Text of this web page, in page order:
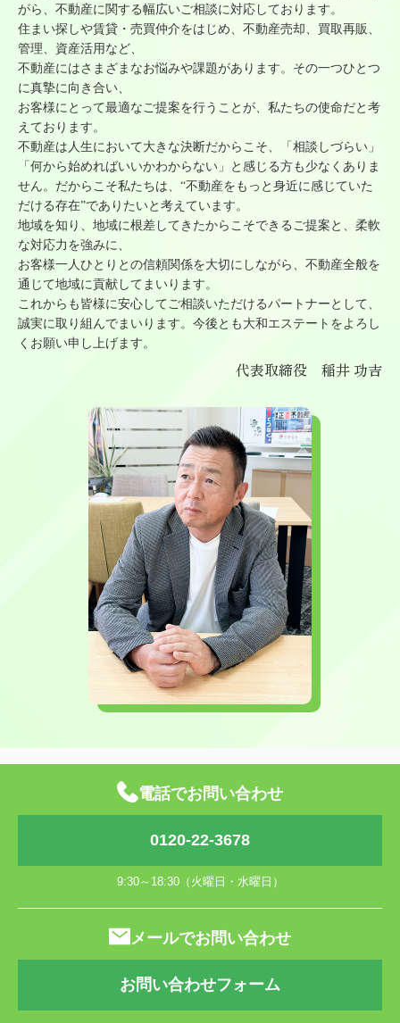
がら、不動産に関する幅広いご相談に対応しております。
住まい探しや賃貸・売買仲介をはじめ、不動産売却、買取再販、
管理、資産活用など、
不動産にはさまざまなお悩みや課題があります。その一つひとつ
に真摯に向き合い、
お客様にとって最適なご提案を行うことが、私たちの使命だと考
えております。
不動産は人生において大きな決断だからこそ、「相談しづらい」
「何から始めればいいかわからない」と感じる方も少なくありま
せん。だからこそ私たちは、“不動産をもっと身近に感じていた
だける存在”でありたいと考えています。
地域を知り、地域に根差してきたからこそできるご提案と、柔軟
な対応力を強みに、
お客様一人ひとりとの信頼関係を大切にしながら、不動産全般を
通じて地域に貢献してまいります。
これからも皆様に安心してご相談いただけるパートナーとして、
誠実に取り組んでまいります。今後とも大和エステートをよろし
くお願い申し上げます。
代表取締役 稲井 功吉
電話でお問い合わせ
0120-22-3678
9:30～18:30（火曜日・水曜日）
メールでお問い合わせ
お問い合わせフォーム